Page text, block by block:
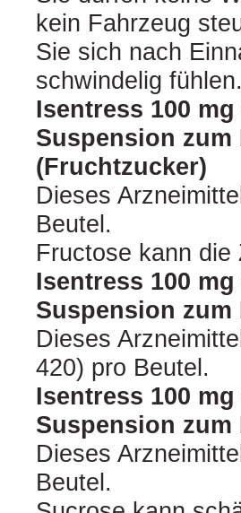
kein Fahrzeug
Sie sich nach
schwindelig fühlen.
Isentress 100
Suspension
(Fruchtzucker)
Dieses
Beutel.
Fructose kann
Isentress 100
Suspension
Dieses
420) pro Beutel.
Isentress 100
Suspension
Dieses
Beutel.